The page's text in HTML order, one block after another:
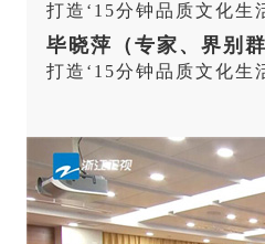
打造‘15分钟品质文化生
毕晓萍（专家、界别
打造‘15分钟品质文化生